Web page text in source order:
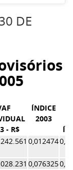
DE
- R$
ÍNDICE
2003
0,012474
0,076325